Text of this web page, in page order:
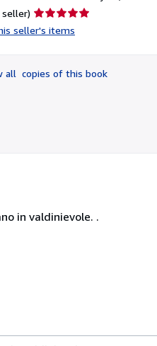
Seller
rating
of
5
seller's items
all copies of this book
in valdinievole. .